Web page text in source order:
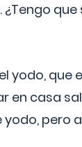
yodo, que
en casa
pero